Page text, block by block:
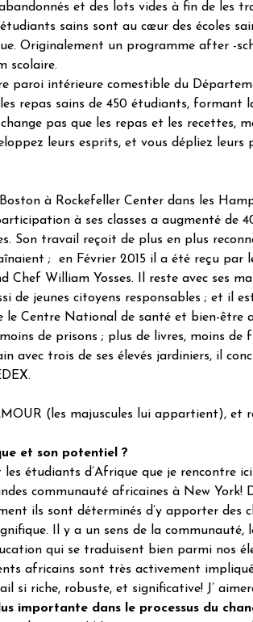
et des lots vides à fin de les
sains sont au cœur des écoles
Originalement un programme after -
scolaire.
paroi intérieure comestible du
repas sains de 450 étudiants, formant
pas que les repas et les recettes,
leurs esprits, et vous dépliez leurs
à Rockefeller Center dans les
à ses classes a augmenté de
Son travail reçoit de plus en plus
; en Février 2015 il a été reçu par
Chef William Yosses. Il reste avec ses
de jeunes citoyens responsables ; et il
Centre National de santé et bien-être
de prisons ; plus de livres, moins de
avec trois de ses élevés jardiniers, il
(les majuscules lui appartient), et
et son potentiel ?
étudiants d’Afrique que je rencontre
communauté africaines à New York!
ils sont déterminés d’y apporter des
Il y a un sens de la communauté,
qui se traduisent bien parmi nos
africains sont très activement
si riche, robuste, et significative! J’
importante dans le processus du